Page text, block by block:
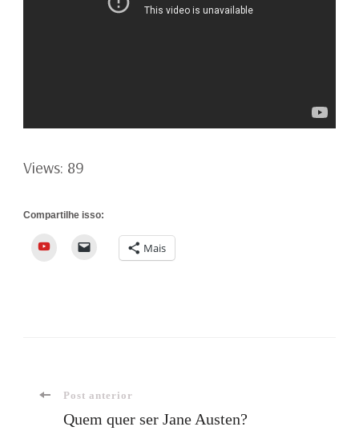
Views: 89
Compartilhe isso:
YouTube Mais
Navegação
Post anterior
Quem quer ser Jane Austen?